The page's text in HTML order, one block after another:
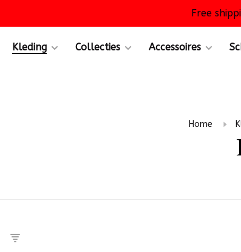
Free
Kleding Collecties Accessoires
Home